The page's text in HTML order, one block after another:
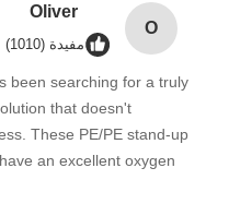
O
Oliver
مفيدة (1010)
been searching for a truly
that doesn't
These PE/PE stand-up
an excellent oxygen